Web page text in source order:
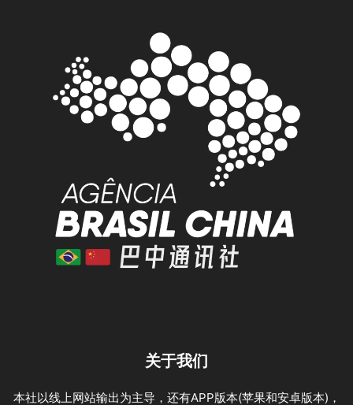
关于我们
本社以线上网站输出为主导，还有APP版本(苹果和安卓版本)，